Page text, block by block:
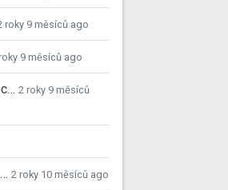
roky 9 měsíců ago
9 měsíců ago
2 roky 9 měsíců
2 roky 10 měsíců ago